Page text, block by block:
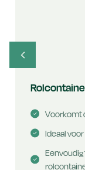
Voorkomt
Ideaal